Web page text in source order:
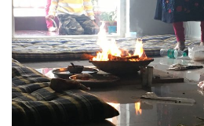
IMPRESSUM
DATENSCHUTZ